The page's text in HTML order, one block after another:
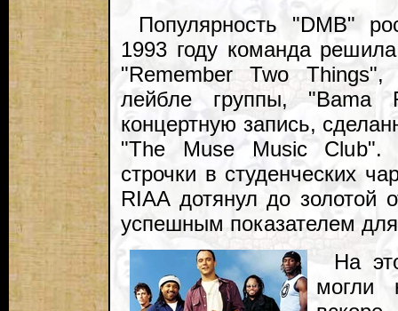
Популярность "DMB"
1993 году команда
"Remember Two
лейбле группы, "Bama
концертную запись,
"The Muse Music Club".
строчки в студенческих
RIAA дотянул до золотой
успешным показателем
На
могли